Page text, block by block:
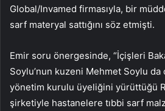
Global/Invamed firmasıyla, bir
sarf materyal sattığını söz etmişti.
Emir soru önergesinde, “İçişleri
Soylu’nun kuzeni Mehmet Soylu da
yönetim kurulu üyeliğini yürüttüğü
şirketiyle hastanelere tıbbi sarf